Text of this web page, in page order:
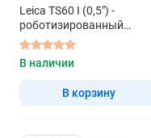
Leica TS60 I (0,5") -
роботизированный
тахеометр
В наличии
В корзину